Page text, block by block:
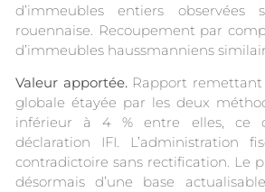
d’immeubles entiers
rouennaise. Recoupement par
d’immeubles haussmanniens
Valeur apportée.Rapport remettant
globale étayée par les deux
inférieur à 4 % entre elles, ce
déclaration IFI. L’administration
contradictoire sans rectification. Le
désormais d’une base